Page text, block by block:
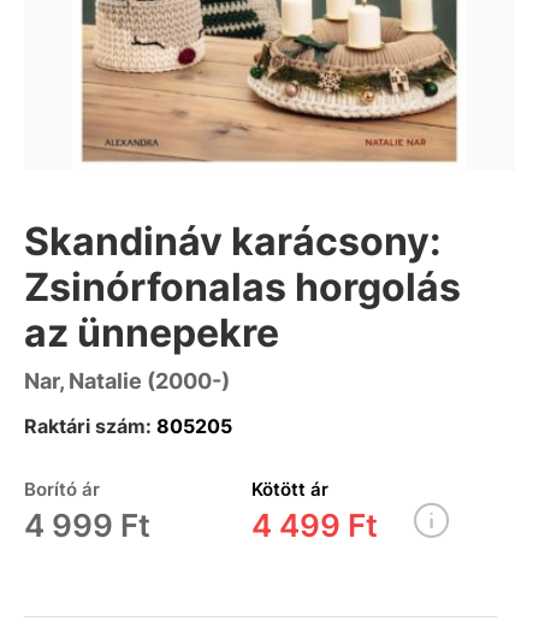
Skandináv karácsony:
Zsinórfonalas horgolás
az ünnepekre
Nar, Natalie (2000-)
Raktári szám: 805205
Borító ár
4 999 Ft
Kötött ár
4 499 Ft